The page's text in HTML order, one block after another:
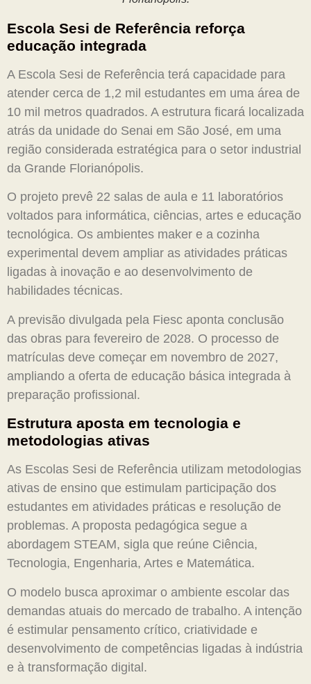
Escola Sesi de Referência reforça
educação integrada
A Escola Sesi de Referência terá capacidade para
atender cerca de 1,2 mil estudantes em uma área de
10 mil metros quadrados. A estrutura ficará localizada
atrás da unidade do Senai em São José, em uma
região considerada estratégica para o setor industrial
da Grande Florianópolis.
O projeto prevê 22 salas de aula e 11 laboratórios
voltados para informática, ciências, artes e educação
tecnológica. Os ambientes maker e a cozinha
experimental devem ampliar as atividades práticas
ligadas à inovação e ao desenvolvimento de
habilidades técnicas.
A previsão divulgada pela Fiesc aponta conclusão
das obras para fevereiro de 2028. O processo de
matrículas deve começar em novembro de 2027,
ampliando a oferta de educação básica integrada à
preparação profissional.
Estrutura aposta em tecnologia e
metodologias ativas
As Escolas Sesi de Referência utilizam metodologias
ativas de ensino que estimulam participação dos
estudantes em atividades práticas e resolução de
problemas. A proposta pedagógica segue a
abordagem STEAM, sigla que reúne Ciência,
Tecnologia, Engenharia, Artes e Matemática.
O modelo busca aproximar o ambiente escolar das
demandas atuais do mercado de trabalho. A intenção
é estimular pensamento crítico, criatividade e
desenvolvimento de competências ligadas à indústria
e à transformação digital.